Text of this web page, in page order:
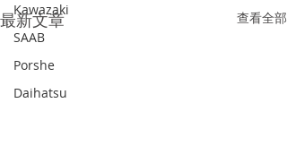
Kawazaki
SAAB
Porshe
Daihatsu
最新文章 查看全部